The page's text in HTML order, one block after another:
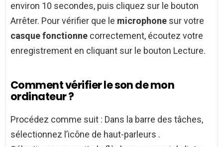
environ 10 secondes, puis cliquez sur le bouton
Arrêter. Pour vérifier que le microphone sur votre
casque fonctionne correctement, écoutez votre
enregistrement en cliquant sur le bouton Lecture.
Comment vérifier le son de mon
ordinateur ?
Procédez comme suit : Dans la barre des tâches,
sélectionnez l’icône de haut-parleurs .